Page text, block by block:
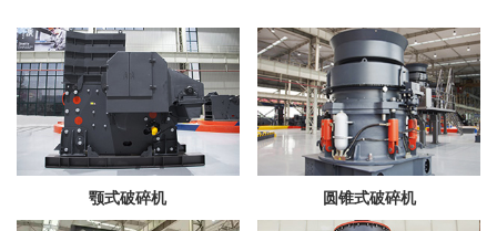
颚式破碎机 圆锥式破碎机